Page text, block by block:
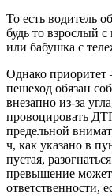
То есть водитель
будь то взрослый
или бабушка с
Однако приоритет
пешеход обязан
внезапно из-за
провоцировать
предельной
ч, как указано в
пустая,
превышение может
ответственности,